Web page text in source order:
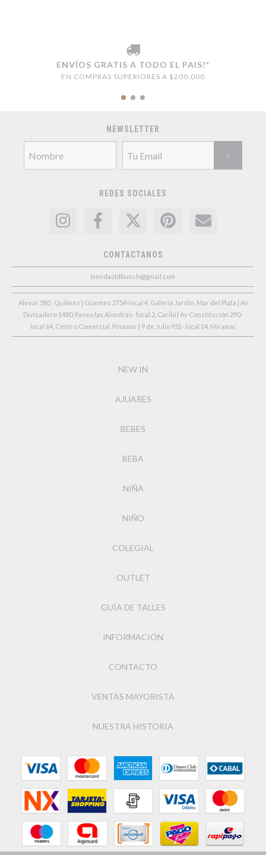
ENVÍOS GRATIS A TODO EL PAIS!*
EN COMPRAS SUPERIORES A $200.000
NEWSLETTER
REDES SOCIALES
CONTACTANOS
tiendaoldbunch@gmail.com
Alvear 580 , Quilmes | Güemes 2754-local 4, Galería Jardín, Mar del Plata | Av
Divisadero 1480, Paseo las Alondras- local 2, Cariló | Av Constitución 290-
local 64, Centro Comercial, Pinamar | 9 de Julio 951- local 14, Miramar
NEW IN
AJUARES
BEBES
BEBA
NIÑA
NIÑO
COLEGIAL
OUTLET
GUÍA DE TALLES
INFORMACIÓN
CONTACTO
VENTAS MAYORISTA
NUESTRA HISTORIA